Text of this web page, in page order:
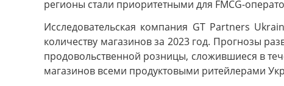
регионы стали приоритетными для FMCG-
Исследовательская компания GT Partners
количеству магазинов за 2023 год. Прогнозы
продовольственной розницы, сложившиеся в
магазинов всеми продуктовыми ритейлерами